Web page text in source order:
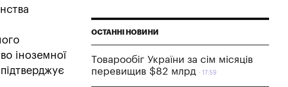
іноземної
ОСТАННІ НОВИНИ
Товарообіг України за сім місяців
перевищив $82 млрд
17:59